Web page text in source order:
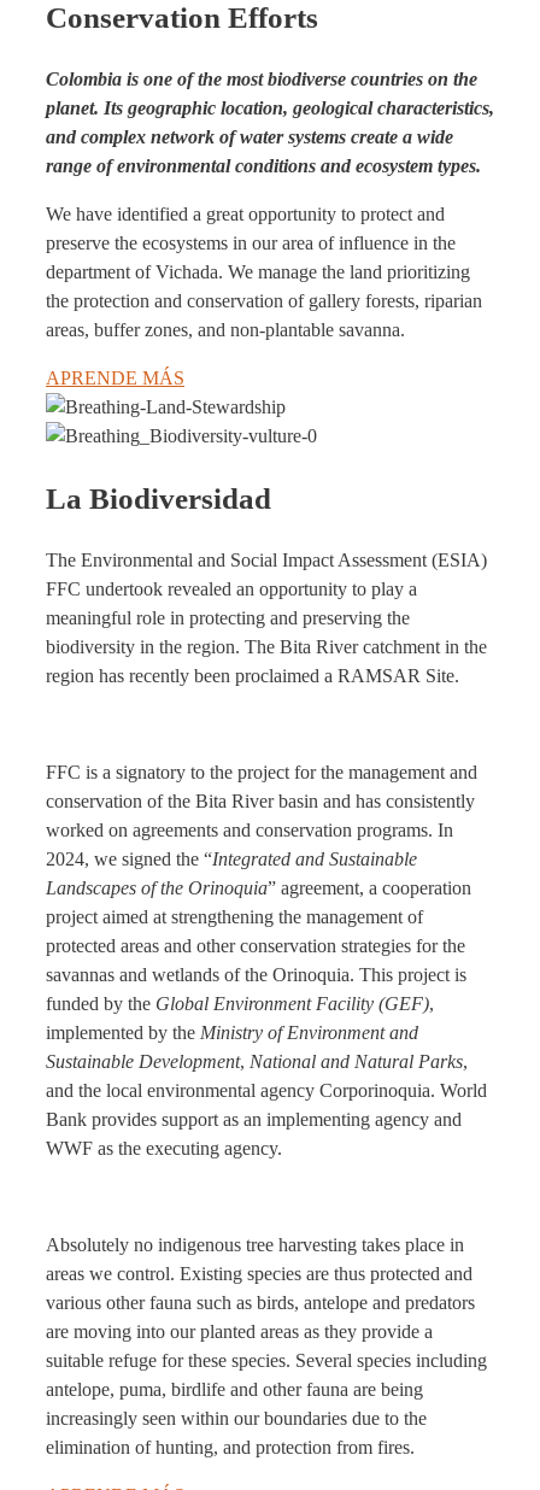
Conservation Efforts
Colombia is one of the most biodiverse countries on the
planet. Its geographic location, geological characteristics,
and complex network of water systems create a wide
range of environmental conditions and ecosystem types.
We have identified a great opportunity to protect and
preserve the ecosystems in our area of influence in the
department of Vichada. We manage the land prioritizing
the protection and conservation of gallery forests, riparian
areas, buffer zones, and non-plantable savanna.
APRENDE MÁS
La Biodiversidad
The Environmental and Social Impact Assessment (ESIA)
FFC undertook revealed an opportunity to play a
meaningful role in protecting and preserving the
biodiversity in the region. The Bita River catchment in the
region has recently been proclaimed a RAMSAR Site.
FFC is a signatory to the project for the management and
conservation of the Bita River basin and has consistently
worked on agreements and conservation programs. In
2024, we signed the “Integrated and Sustainable
Landscapes of the Orinoquia” agreement, a cooperation
project aimed at strengthening the management of
protected areas and other conservation strategies for the
savannas and wetlands of the Orinoquia. This project is
funded by the Global Environment Facility (GEF),
implemented by the Ministry of Environment and
Sustainable Development, National and Natural Parks,
and the local environmental agency Corporinoquia. World
Bank provides support as an implementing agency and
WWF as the executing agency.
Absolutely no indigenous tree harvesting takes place in
areas we control. Existing species are thus protected and
various other fauna such as birds, antelope and predators
are moving into our planted areas as they provide a
suitable refuge for these species. Several species including
antelope, puma, birdlife and other fauna are being
increasingly seen within our boundaries due to the
elimination of hunting, and protection from fires.